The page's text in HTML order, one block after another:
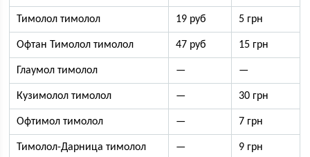
Тимолол тимолол 19 руб 5 грн
Офтан Тимолол тимолол 47 руб 15 грн
Глаумол тимолол — —
Кузимолол тимолол — 30 грн
Офтимол тимолол — 7 грн
Тимолол-Дарница тимолол — 9 грн